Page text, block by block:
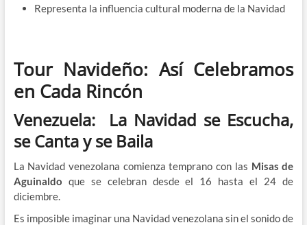
Representa la influencia cultural moderna de la Navidad
Tour Navideño: Así Celebramos
en Cada Rincón
Venezuela: La Navidad se Escucha,
se Canta y se Baila
La Navidad venezolana comienza temprano con las Misas de
Aguinaldo que se celebran desde el 16 hasta el 24 de
diciembre.
Es imposible imaginar una Navidad venezolana sin el sonido de